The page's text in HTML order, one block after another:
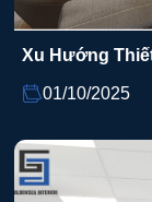
Xu Hướng
01/10/2025